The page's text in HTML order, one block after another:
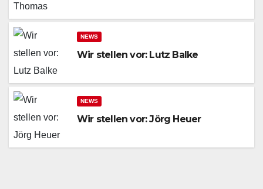
NEWS
Wir stellen vor: Lutz Balke
NEWS
Wir stellen vor: Jörg Heuer